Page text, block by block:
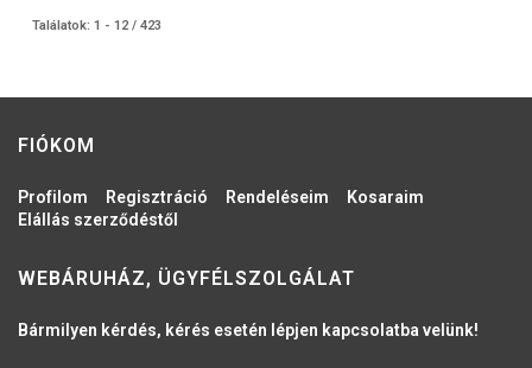
Találatok: 1 - 12 / 423
FIÓKOM
Profilom Regisztráció Rendeléseim
Kosaraim
Elállás szerződéstől
WEBÁRUHÁZ, ÜGYFÉLSZOLGÁLAT
Bármilyen kérdés, kérés esetén lépjen kapcsolatba velünk!